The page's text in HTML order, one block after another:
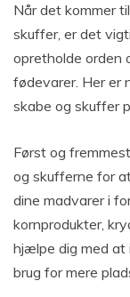
Når det kommer
skuffer, er det
opretholde orden
fødevarer. Her er
skabe og skuffer
Først og
og skufferne for
dine madvarer i
kornprodukter,
hjælpe dig med at
brug for mere